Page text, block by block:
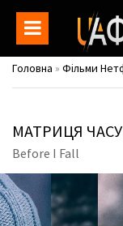
Головна » Фільми
МАТРИЦЯ
Before I Fall